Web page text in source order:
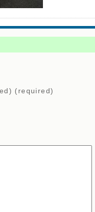
(required)